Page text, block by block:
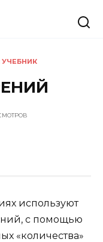
используют
с помощью
«количества»